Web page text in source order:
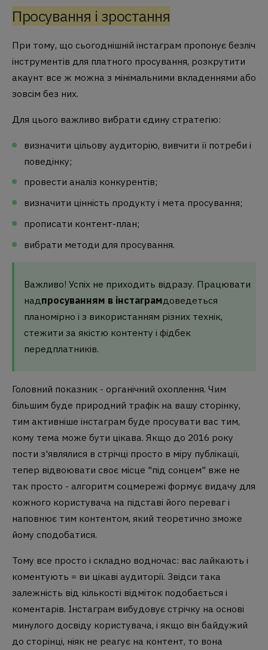
Просування і зростання
При тому, що сьогоднішній інстаграм пропонує безліч
інструментів для платного просування, розкрутити
акаунт все ж можна з мінімальними вкладеннями або
зовсім без них.
Для цього важливо вибрати єдину стратегію:
визначити цільову аудиторію, вивчити її потреби і
поведінку;
провести аналіз конкурентів;
визначити цінність продукту і мета просування;
прописати контент-план;
вибрати методи для просування.
Важливо! Успіх не приходить відразу. Працювати
надпросуванням в інстаграмдоведеться
планомірно і з використанням різних технік,
стежити за якістю контенту і фідбек
передплатників.
Головний показник - органічний охоплення. Чим
більшим буде природний трафік на вашу сторінку,
тим активніше інстаграм буде просувати вас тим,
кому тема може бути цікава. Якщо до 2016 року
пости з'являлися в стрічці просто в міру публікації,
тепер відвоювати своє місце "під сонцем" вже не
так просто - алгоритм соцмережі формує видачу для
кожного користувача на підставі його переваг і
наповнює тим контентом, який теоретично зможе
йому сподобатися.
Тому все просто і складно водночас: вас лайкають і
коментують = ви цікаві аудиторії. Звідси така
залежність від кількості відміток подобається і
коментарів. Інстаграм вибудовує стрічку на основі
минулого досвіду користувача, і якщо він байдужий
до сторінці, ніяк не реагує на контент, то вона